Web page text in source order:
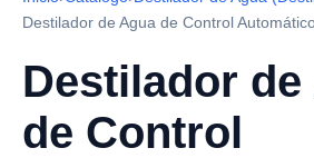
Destilador de Agua de Control
Destilador de
de Control